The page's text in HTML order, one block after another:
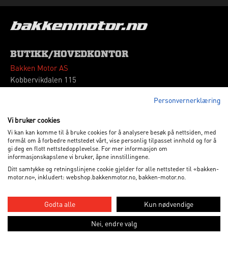
BUTIKK/HOVEDKONTOR
Bakken Motor AS
Kobbervikdalen 115
Vipps: 664339
VÅRE ÅPNINGSTIDER
Mandag - Fredag
Lørdag
ALL RIGHTS RESERVED 2012-2026. BAKKEN MOTOR AS
Personvernerklæring
Vi bruker cookies
Vi kan kan komme til å bruke cookies for å analysere besøk på nettsiden, med
formål om å forbedre nettstedet vårt, vise personlig tilpasset innhold og for å
gi deg en flott nettstedopplevelse. For mer informasjon om
informasjonskapslene vi bruker, åpne innstillingene.
Ditt samtykke og retningslinjene cookie gjelder for alle nettsteder til «bakken-
motor.no», inkludert: webshop.bakkenmotor.no, bakken-motor.no.
Godta alle Kun nødvendige
Nei, endre valg